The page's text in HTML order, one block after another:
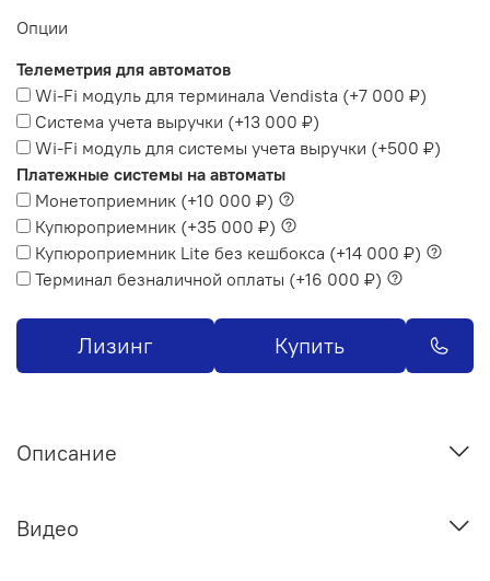
Лизинг Купить
Опции
Телеметрия для автоматов
Wi-Fi модуль для терминала Vendista (+7 000 ₽)
Система учета выручки (+13 000 ₽)
Wi-Fi модуль для системы учета выручки (+500 ₽)
Платежные системы на автоматы
Монетоприемник (+10 000 ₽)
Купюроприемник (+35 000 ₽)
Купюроприемник Lite без кешбокса (+14 000 ₽)
Терминал безналичной оплаты (+16 000 ₽)
Описание
Видео